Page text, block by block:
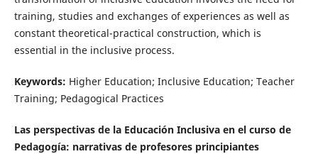
training, studies and exchanges of experiences as well as
constant theoretical-practical construction, which is
essential in the inclusive process.
Keywords: Higher Education; Inclusive Education; Teacher
Training; Pedagogical Practices
Las perspectivas de la Educación Inclusiva en el curso de
Pedagogía: narrativas de profesores principiantes